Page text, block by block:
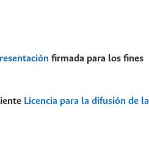
firmada para los fines
Licencia para la difusión de